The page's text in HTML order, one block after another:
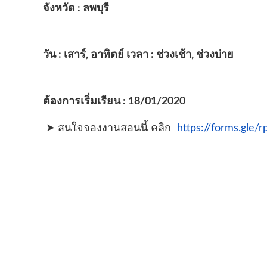
จังหวัด : ลพบุรี
วัน : เสาร์, อาทิตย์ เวลา : ช่วงเช้า, ช่วงบ่าย
ต้องการเริ่มเรียน : 18/01/2020
➤ สนใจจองงานสอนนี้ คลิก https://forms.gle/